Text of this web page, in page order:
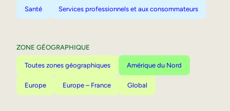
Santé Services professionnels et aux consommateurs
ZONE GÉOGRAPHIQUE
Toutes zones géographiques Amérique du Nord
Europe Europe – France Global